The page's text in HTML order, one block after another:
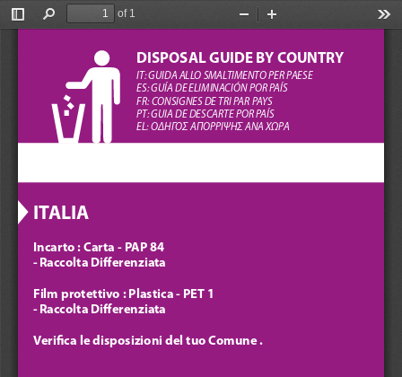
Attiva/disattiva
Trova
of 1
Zoom
ITALIA
Incarto : Carta - PAP 84
- Raccolta Differenziata
Film protettivo : Plastica - PET 1
- Raccolta Differenziata
Verica le disposizioni del tuo Comune .
DISPOSAL GUIDE BY COUNTRY
IT: GUIDA ALLO SMALTIMENTO PER PAESE
ES: GUÍA DE ELIMINACIÓN POR PAÍS
FR: CONSIGNES DE TRI PAR PAYS
PT: GUIA DE DESCARTE POR PAÍS
EL: ΟΔΗΓΟΣ ΑΠΟΡΡΙΨΗΣ ΑΝΑ ΧΩΡΑ